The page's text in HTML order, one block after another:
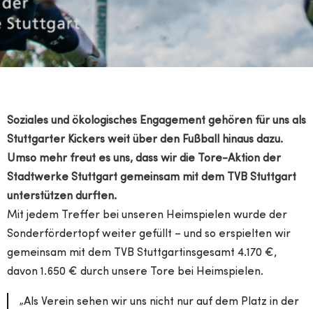
Soziales und ökologisches Engagement gehören für uns als
Stuttgarter Kickers weit über den Fußball hinaus dazu.
Umso mehr freut es uns, dass wir die Tore-Aktion der
Stadtwerke Stuttgart gemeinsam mit dem TVB Stuttgart
unterstützen durften.
Mit jedem Treffer bei unseren Heimspielen wurde der
Sonderfördertopf weiter gefüllt – und so erspielten wir
gemeinsam mit dem TVB Stuttgartinsgesamt 4.170 €,
davon 1.650 € durch unsere Tore bei Heimspielen.
„Als Verein sehen wir uns nicht nur auf dem Platz in der